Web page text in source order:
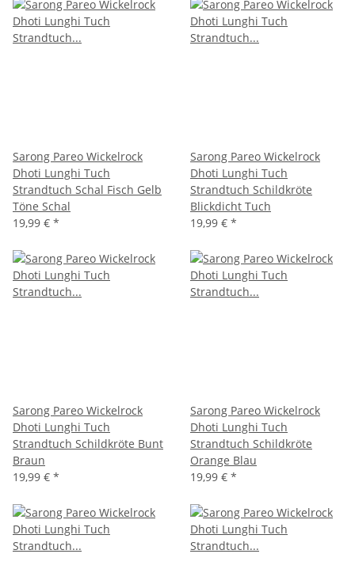
Sarong Pareo Wickelrock
Dhoti Lunghi Tuch
Strandtuch Schal Fisch Gelb
Töne Schal
19,99 € *
Sarong Pareo Wickelrock
Dhoti Lunghi Tuch
Strandtuch Schildkröte
Blickdicht Tuch
19,99 € *
Sarong Pareo Wickelrock
Dhoti Lunghi Tuch
Strandtuch Schildkröte Bunt
Braun
19,99 € *
Sarong Pareo Wickelrock
Dhoti Lunghi Tuch
Strandtuch Schildkröte
Orange Blau
19,99 € *